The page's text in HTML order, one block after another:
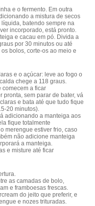
e o fermento. Em outra
a mistura de secos
batendo sempre na
incorporado, está pronto.
e cacau em pó. Divida a
por 30 minutos ou até
bolos, corte-os ao meio e
e o açúcar: leve ao fogo o
chege a 118 graus.
comecem a ficar
pronta, sem parar de bater, vá
e bata até que tudo fique
20 minutos).
adicionando a manteiga aos
fique totalmente
merengue estiver frio, caso
não adicione manteiga
a manteiga.
e misture até ficar
as camadas de bolo,
e framboesas frescas.
do jeito que preferir, e
e nozes trituradas.